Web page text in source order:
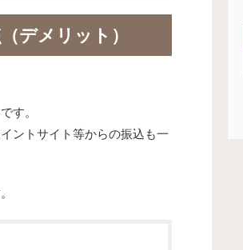
デメリット）
す。
ントサイト等からの振込も一